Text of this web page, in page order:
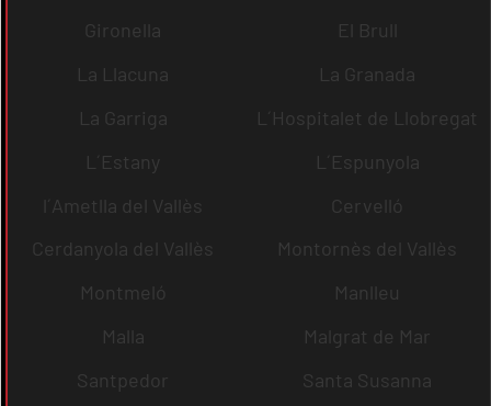
Gironella
El Brull
La Llacuna
La Granada
La Garriga
L´Hospitalet de Llobregat
L´Estany
L´Espunyola
l´Ametlla del Vallès
Cervelló
Cerdanyola del Vallès
Montornès del Vallès
Montmeló
Manlleu
Malla
Malgrat de Mar
Santpedor
Santa Susanna